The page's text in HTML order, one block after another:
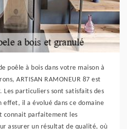
poêle à bois dans votre maison à
ARTISAN RAMONEUR 87 est
Les particuliers sont satisfaits des
effet, il a évolué dans ce domaine
connait parfaitement les
assurer un résultat de qualité, où